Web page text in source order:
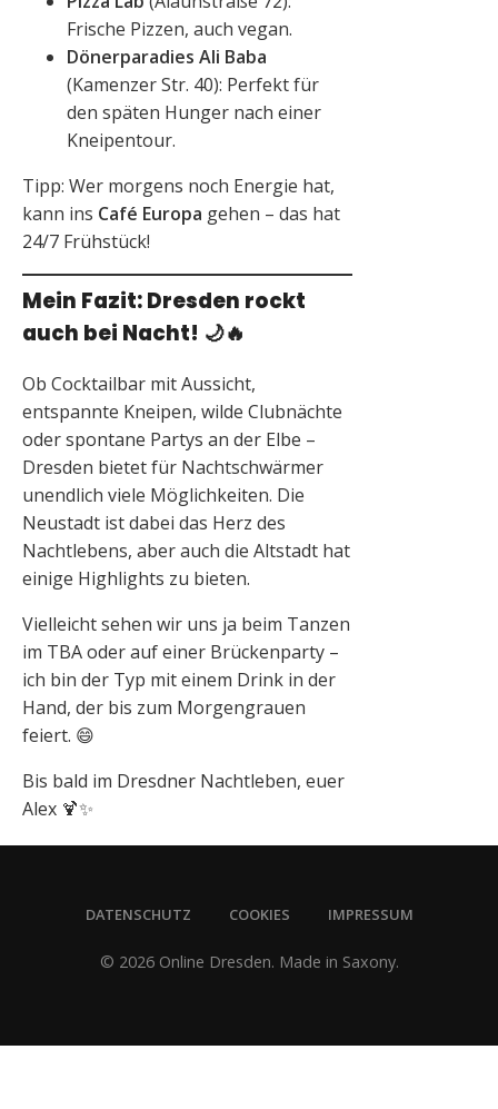
Frische Pizzen, auch vegan.
Dönerparadies Ali Baba
(Kamenzer Str. 40): Perfekt für
den späten Hunger nach einer
Kneipentour.
Tipp: Wer morgens noch Energie hat,
kann ins Café Europa gehen – das hat
24/7 Frühstück!
Mein Fazit: Dresden rockt
auch bei Nacht! 🌙🔥
Ob Cocktailbar mit Aussicht,
entspannte Kneipen, wilde Clubnächte
oder spontane Partys an der Elbe –
Dresden bietet für Nachtschwärmer
unendlich viele Möglichkeiten. Die
Neustadt ist dabei das Herz des
Nachtlebens, aber auch die Altstadt hat
einige Highlights zu bieten.
Vielleicht sehen wir uns ja beim Tanzen
im TBA oder auf einer Brückenparty –
ich bin der Typ mit einem Drink in der
Hand, der bis zum Morgengrauen
feiert. 😄
Bis bald im Dresdner Nachtleben, euer
Alex 🍹✨
DATENSCHUTZ COOKIES IMPRESSUM
© 2026 Online Dresden. Made in Saxony.